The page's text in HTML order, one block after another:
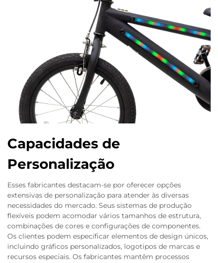
Capacidades de
Personalização
Esses fabricantes destacam-se por oferecer opções
extensivas de personalização para atender às diversas
necessidades do mercado. Seus sistemas de produção
flexíveis podem acomodar vários tamanhos de estrutura,
combinações de cores e configurações de componentes.
Os clientes podem especificar elementos de design únicos,
incluindo gráficos personalizados, logotipos de marcas e
recursos especiais. Os fabricantes mantêm processos